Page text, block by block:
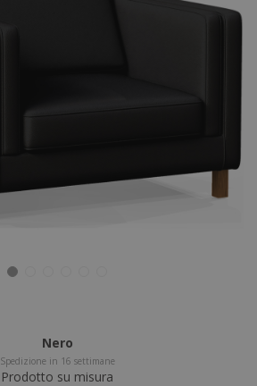
Nero
Spedizione in 16 settimane
Prodotto su misura